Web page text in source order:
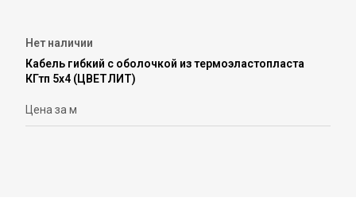
Нет наличии
Кабель гибкий с оболочкой из термоэластопласта
КГтп 5х4 (ЦВЕТЛИТ)
Цена за м